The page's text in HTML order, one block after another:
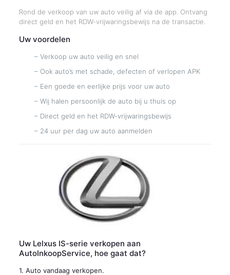
Rond de verkoop van uw auto veilig af via de app. Ontvang
direct geld en het RDW-vrijwaringsbewijs na de transactie.
Uw voordelen
– Verkoop uw auto veilig en snel
– Ook auto’s met schade, defecten of verlopen APK
– Een goede en eerlijke prijs voor uw auto
– Wij halen persoonlijk de auto bij u thuis op
– Direct geld en het RDW-vrijwaringsbewijs
– 24 uur per dag uw auto aanmelden
Uw Lelxus IS-serie verkopen aan
AutoInkoopService, hoe gaat dat?
1. Auto vandaag verkopen.